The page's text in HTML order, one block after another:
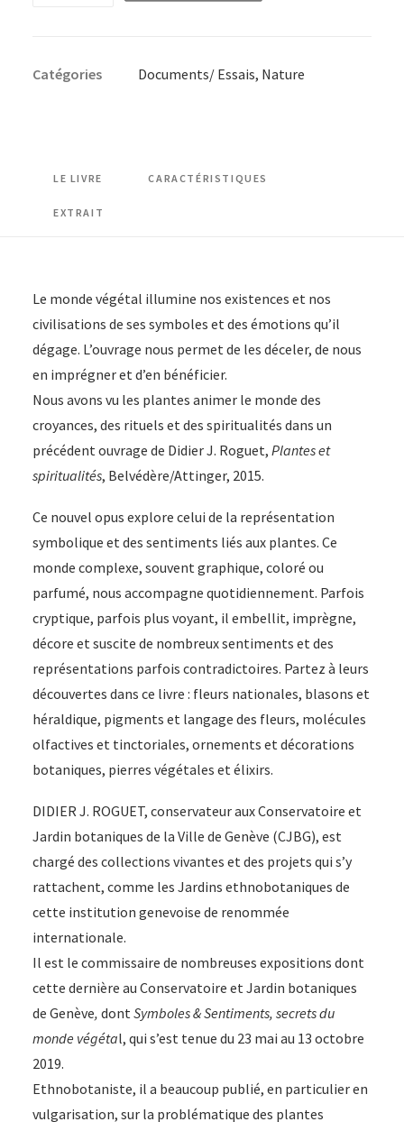
sentiments
plantes
Catégories Documents/ Essais, Nature
LE LIVRE CARACTÉRISTIQUES
EXTRAIT
Le monde végétal illumine nos existences et nos
civilisations de ses symboles et des émotions qu’il
dégage. L’ouvrage nous permet de les déceler, de nous
en imprégner et d’en bénéficier.
Nous avons vu les plantes animer le monde des
croyances, des rituels et des spiritualités dans un
précédent ouvrage de Didier J. Roguet, Plantes et
spiritualités, Belvédère/Attinger, 2015.
Ce nouvel opus explore celui de la représentation
symbolique et des sentiments liés aux plantes. Ce
monde complexe, souvent graphique, coloré ou
parfumé, nous accompagne quotidiennement. Parfois
cryptique, parfois plus voyant, il embellit, imprègne,
décore et suscite de nombreux sentiments et des
représentations parfois contradictoires. Partez à leurs
découvertes dans ce livre : fleurs nationales, blasons et
héraldique, pigments et langage des fleurs, molécules
olfactives et tinctoriales, ornements et décorations
botaniques, pierres végétales et élixirs.
DIDIER J. ROGUET, conservateur aux Conservatoire et
Jardin botaniques de la Ville de Genève (CJBG), est
chargé des collections vivantes et des projets qui s’y
rattachent, comme les Jardins ethnobotaniques de
cette institution genevoise de renommée
internationale.
Il est le commissaire de nombreuses expositions dont
cette dernière au Conservatoire et Jardin botaniques
de Genève, dontSymboles & Sentiments, secrets du
monde végétal, qui s’est tenue du 23 mai au 13 octobre
2019.
Ethnobotaniste, il a beaucoup publié, en particulier en
vulgarisation, sur la problématique des plantes